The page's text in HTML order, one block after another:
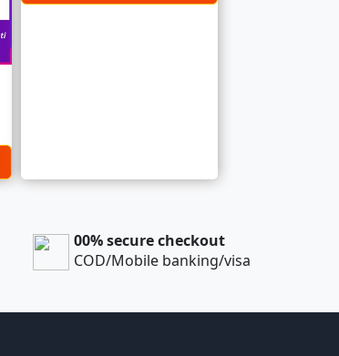
00% secure checkout
COD/Mobile banking/visa